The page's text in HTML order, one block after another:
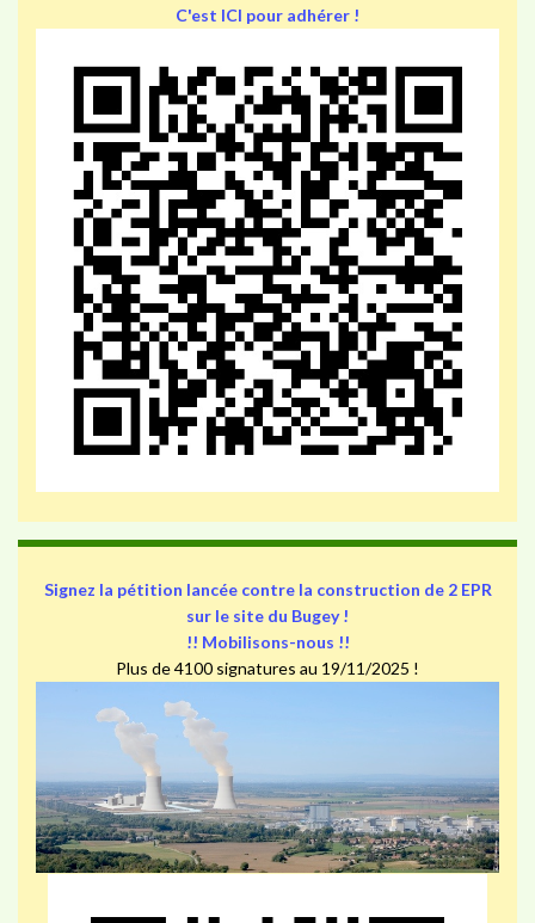
C'est ICI pour adhérer !
Signez la pétition lancée contre la construction de 2 EPR
sur le site du Bugey !
!! Mobilisons-nous !!
Plus de 4100 signatures au 19/11/2025 !